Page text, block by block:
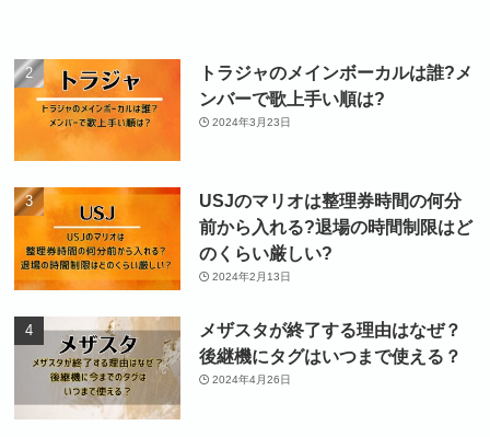
トラジャのメインボーカルは誰?メ
ンバーで歌上手い順は?
2024年3月23日
USJのマリオは整理券時間の何分
前から入れる?退場の時間制限はど
のくらい厳しい?
2024年2月13日
メザスタが終了する理由はなぜ？
後継機にタグはいつまで使える？
2024年4月26日